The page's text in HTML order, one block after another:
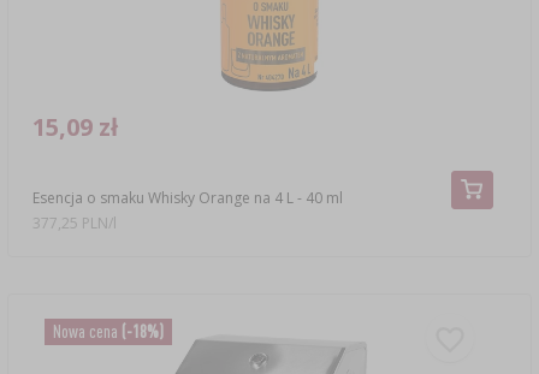
Esencja o smaku Whisky Orange na 4 L - 40 ml
15,09 zł
377,25 PLN/l
Nowa cena (-18%)